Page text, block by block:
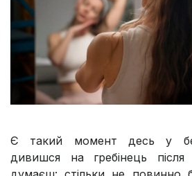
Є такий момент десь у
дивишся на гребінець